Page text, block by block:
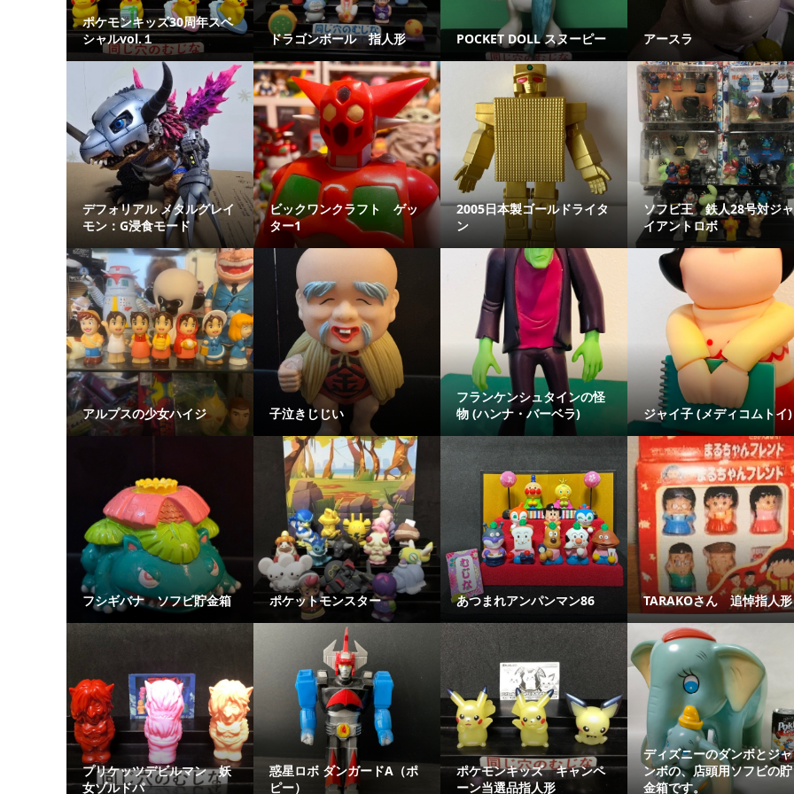
ポケモンキッズ30周年スペ
シャルvol.１
ドラゴンボール 指人形 POCKET DOLL スヌーピー アースラ
デフォリアル メタルグレイ
モン：G浸食モード
ビックワンクラフト ゲッ
ター1
2005日本製ゴールドライタ
ン
ソフビ王 鉄人28号対ジャ
イアントロボ
アルプスの少女ハイジ 子泣きじじい
フランケンシュタインの怪
物 (ハンナ・バーベラ)
ジャイ子 (メディコムトイ)
フシギバナ ソフビ貯金箱 ポケットモンスター あつまれアンパンマン86 TARAKOさん 追悼指人形
プリケッツデビルマン 妖
女ゾルドパ
惑星ロボ ダンガードA（ポ
ピー）
ポケモンキッズ キャンペ
ーン当選品指人形
ディズニーのダンボとジャ
ンボの、店頭用ソフビの貯
金箱です。